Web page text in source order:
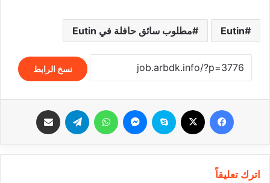
Eutin مطلوب سائق حافلة في Eutin
نسخ الرابط
اترك تعليقاً